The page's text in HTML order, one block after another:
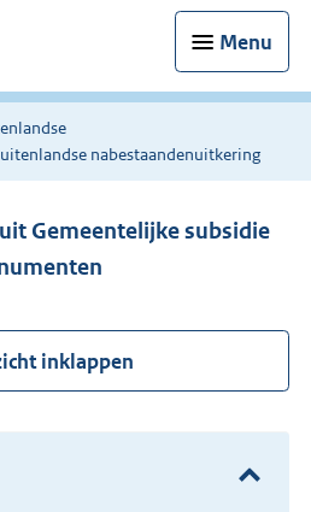
Menu
nabestaandenuitkering
Gemeentelijke subsidie
inklappen